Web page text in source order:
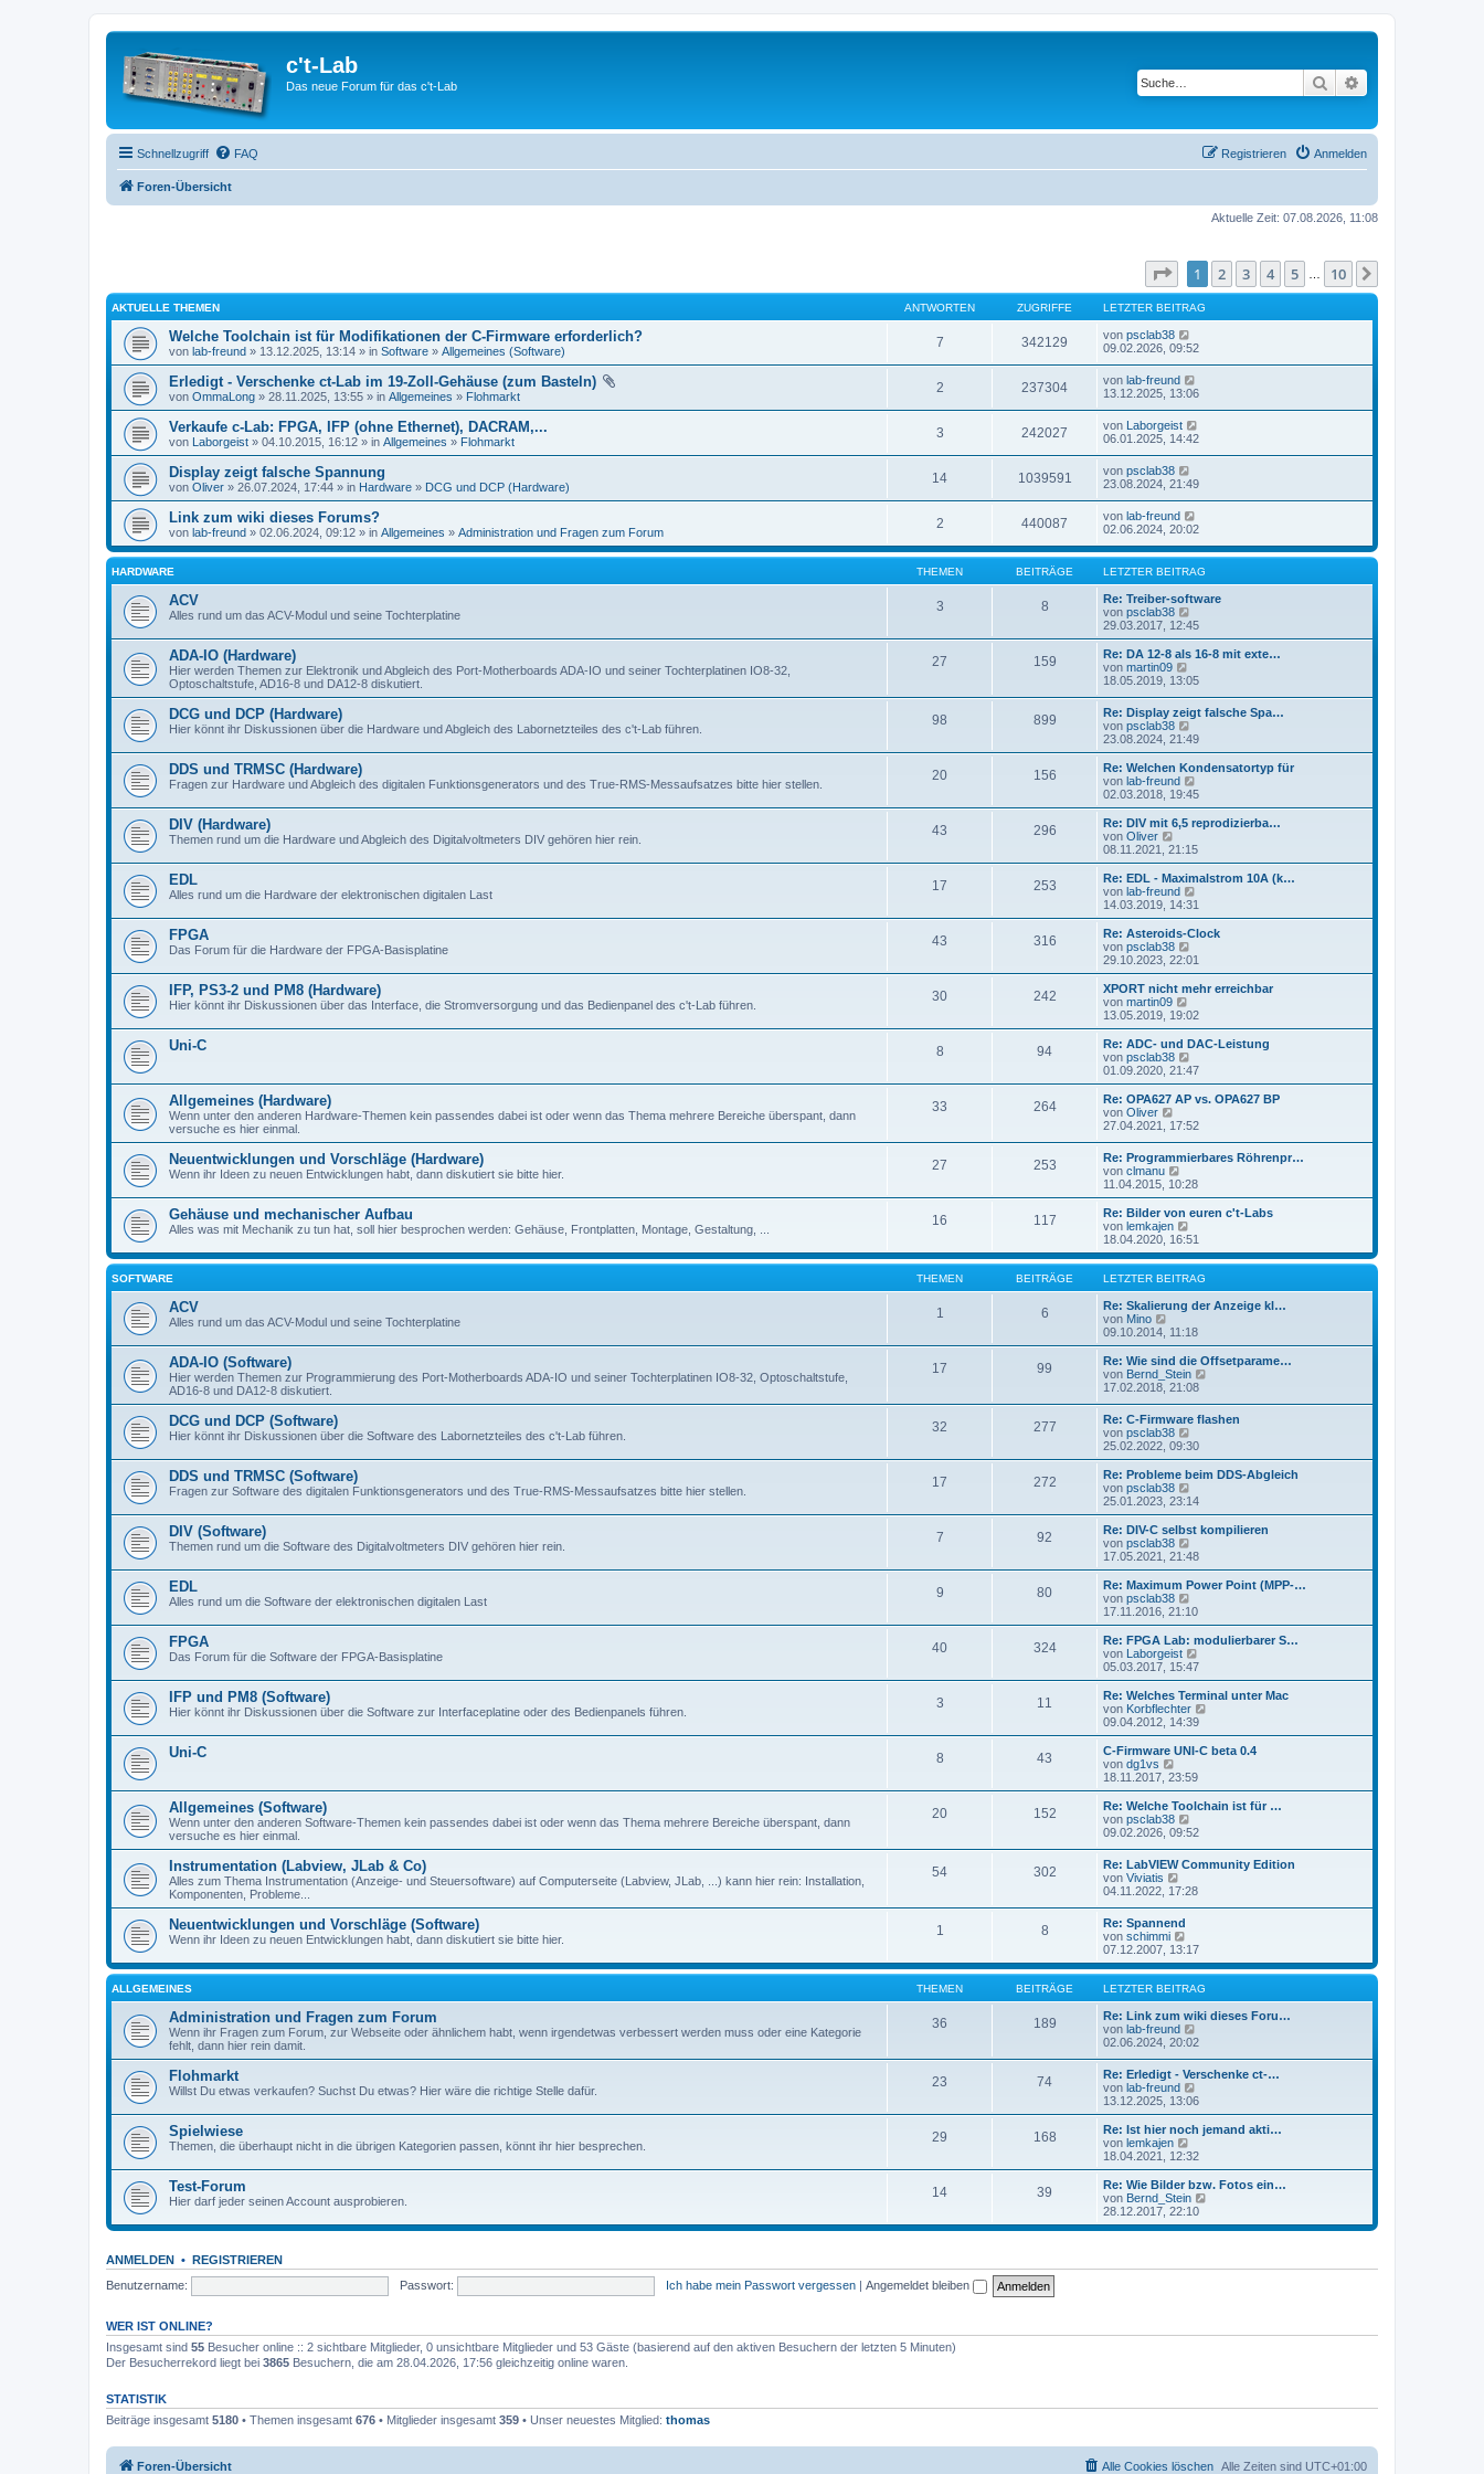
c't-Lab
Das neue Forum für das c't-Lab Suche
Schnellzugriff FAQ Anmelden
Registrieren
Foren-Übersicht
Aktuelle Zeit: 07.08.2026, 11:08
Seite von10
1 2 3 4 5 10
AKTUELLE THEMEN ANTWORTEN ZUGRIFFE LETZTER BEITRAG
Welche Toolchain ist für Modifikationen der C-Firmware erforderlich?
von lab-freund » 13.12.2025, 13:14 » in Software » Allgemeines (Software)
7 342129 von psclab38
09.02.2026, 09:52
Erledigt - Verschenke ct-Lab im 19-Zoll-Gehäuse (zum Basteln)
von OmmaLong » 28.11.2025, 13:55 » in Allgemeines » Flohmarkt
2 237304 von lab-freund
13.12.2025, 13:06
Verkaufe c-Lab: FPGA, IFP (ohne Ethernet), DACRAM,...
von Laborgeist » 04.10.2015, 16:12 » in Allgemeines » Flohmarkt
3 242027 von Laborgeist
06.01.2025, 14:42
Display zeigt falsche Spannung
von Oliver » 26.07.2024, 17:44 » in Hardware » DCG und DCP (Hardware)
14 1039591 von psclab38
23.08.2024, 21:49
Link zum wiki dieses Forums?
von lab-freund » 02.06.2024, 09:12 » in Allgemeines » Administration und Fragen zum Forum
2 440087 von lab-freund
02.06.2024, 20:02
HARDWARE THEMEN BEITRÄGE LETZTER BEITRAG
ACV
Alles rund um das ACV-Modul und seine Tochterplatine
3 8
Re: Treiber-software
von psclab38
e
u
e
t
r
B
i
t
r
a
g
29.03.2017, 12:45
ADA-IO (Hardware)
Hier werden Themen zur Elektronik und Abgleich des Port-Motherboards ADA-IO und seiner Tochterplatinen IO8-32,
Optoschaltstufe, AD16-8 und DA12-8 diskutiert.
27 159
Re: DA 12-8 als 16-8 mit exte…
von martin09
e
e
s
t
e
r
B
e
i
t
r
g
18.05.2019, 13:05
DCG und DCP (Hardware)
Hier könnt ihr Diskussionen über die Hardware und Abgleich des Labornetzteiles des c't-Lab führen.
98 899
Re: Display zeigt falsche Spa…
von psclab38
e
u
e
s
t
B
e
i
r
a
g
23.08.2024, 21:49
DDS und TRMSC (Hardware)
Fragen zur Hardware und Abgleich des digitalen Funktionsgenerators und des True-RMS-Messaufsatzes bitte hier stellen.
20 156
Re: Welchen Kondensatortyp für
von lab-freund
e
u
e
s
t
B
e
i
r
g
02.03.2018, 19:45
DIV (Hardware)
Themen rund um die Hardware und Abgleich des Digitalvoltmeters DIV gehören hier rein.
43 296
Re: DIV mit 6,5 reprodizierba…
von Oliver
e
u
e
s
t
r
B
e
i
r
a
g
08.11.2021, 21:15
EDL
Alles rund um die Hardware der elektronischen digitalen Last
17 253
Re: EDL - Maximalstrom 10A (k…
von lab-freund
e
u
e
t
r
B
e
i
r
g
14.03.2019, 14:31
FPGA
Das Forum für die Hardware der FPGA-Basisplatine
43 316
Re: Asteroids-Clock
von psclab38
e
u
e
t
r
B
e
i
r
g
29.10.2023, 22:01
IFP, PS3-2 und PM8 (Hardware)
Hier könnt ihr Diskussionen über das Interface, die Stromversorgung und das Bedienpanel des c't-Lab führen.
30 242
XPORT nicht mehr erreichbar
von martin09
e
u
e
s
t
r
B
e
i
t
r
g
13.05.2019, 19:02
Uni-C 8 94
Re: ADC- und DAC-Leistung
von psclab38
e
u
e
t
B
i
t
r
g
01.09.2020, 21:47
Allgemeines (Hardware)
Wenn unter den anderen Hardware-Themen kein passendes dabei ist oder wenn das Thema mehrere Bereiche überspant, dann
versuche es hier einmal.
33 264
Re: OPA627 AP vs. OPA627 BP
von Oliver
e
s
t
e
B
e
i
t
r
a
g
27.04.2021, 17:52
Neuentwicklungen und Vorschläge (Hardware)
Wenn ihr Ideen zu neuen Entwicklungen habt, dann diskutiert sie bitte hier.
27 253
Re: Programmierbares Röhrenpr…
von clmanu
e
u
e
s
t
r
B
e
i
t
r
g
11.04.2015, 10:28
Gehäuse und mechanischer Aufbau
Alles was mit Mechanik zu tun hat, soll hier besprochen werden: Gehäuse, Frontplatten, Montage, Gestaltung, ...
16 117
Re: Bilder von euren c't-Labs
von lemkajen
e
u
e
s
t
e
B
e
i
t
r
g
18.04.2020, 16:51
SOFTWARE THEMEN BEITRÄGE LETZTER BEITRAG
ACV
Alles rund um das ACV-Modul und seine Tochterplatine
1 6
Re: Skalierung der Anzeige kl…
von Mino
e
u
e
s
t
r
B
e
i
t
r
a
g
09.10.2014, 11:18
ADA-IO (Software)
Hier werden Themen zur Programmierung des Port-Motherboards ADA-IO und seiner Tochterplatinen IO8-32, Optoschaltstufe,
AD16-8 und DA12-8 diskutiert.
17 99
Re: Wie sind die Offsetparame…
von Bernd_Stein
s
r
B
t
r
17.02.2018, 21:08
DCG und DCP (Software)
Hier könnt ihr Diskussionen über die Software des Labornetzteiles des c't-Lab führen.
32 277
Re: C-Firmware flashen
von psclab38
e
u
e
t
r
B
e
i
r
g
25.02.2022, 09:30
DDS und TRMSC (Software)
Fragen zur Software des digitalen Funktionsgenerators und des True-RMS-Messaufsatzes bitte hier stellen.
17 272
Re: Probleme beim DDS-Abgleich
von psclab38
e
u
e
t
r
B
e
i
r
a
g
25.01.2023, 23:14
DIV (Software)
Themen rund um die Software des Digitalvoltmeters DIV gehören hier rein.
7 92
Re: DIV-C selbst kompilieren
von psclab38
e
u
e
t
B
e
i
r
a
g
17.05.2021, 21:48
EDL
Alles rund um die Software der elektronischen digitalen Last
9 80
Re: Maximum Power Point (MPP-…
von psclab38
e
u
e
s
t
B
e
i
r
g
17.11.2016, 21:10
FPGA
Das Forum für die Software der FPGA-Basisplatine
40 324
Re: FPGA Lab: modulierbarer S…
von Laborgeist
e
u
e
s
t
r
B
r
g
05.03.2017, 15:47
IFP und PM8 (Software)
Hier könnt ihr Diskussionen über die Software zur Interfaceplatine oder des Bedienpanels führen.
3 11
Re: Welches Terminal unter Mac
von Korbflechter
u
e
B
t
r
09.04.2012, 14:39
Uni-C 8 43
C-Firmware UNI-C beta 0.4
von dg1vs
e
u
e
s
t
B
e
i
t
r
a
g
18.11.2017, 23:59
Allgemeines (Software)
Wenn unter den anderen Software-Themen kein passendes dabei ist oder wenn das Thema mehrere Bereiche überspant, dann
versuche es hier einmal.
20 152
Re: Welche Toolchain ist für …
von psclab38
e
s
t
e
r
i
t
r
a
g
09.02.2026, 09:52
Instrumentation (Labview, JLab & Co)
Alles zum Thema Instrumentation (Anzeige- und Steuersoftware) auf Computerseite (Labview, JLab, ...) kann hier rein: Installation,
Komponenten, Probleme...
54 302
Re: LabVIEW Community Edition
von Viviatis
e
e
s
t
e
r
B
e
t
r
a
g
04.11.2022, 17:28
Neuentwicklungen und Vorschläge (Software)
Wenn ihr Ideen zu neuen Entwicklungen habt, dann diskutiert sie bitte hier.
1 8
Re: Spannend
von schimmi
e
u
e
s
t
e
r
B
i
t
r
a
g
07.12.2007, 13:17
ALLGEMEINES THEMEN BEITRÄGE LETZTER BEITRAG
Administration und Fragen zum Forum
Wenn ihr Fragen zum Forum, zur Webseite oder ähnlichem habt, wenn irgendetwas verbessert werden muss oder eine Kategorie
fehlt, dann hier rein damit.
36 189
Re: Link zum wiki dieses Foru…
von lab-freund
e
s
t
e
r
B
i
t
r
a
g
02.06.2024, 20:02
Flohmarkt
Willst Du etwas verkaufen? Suchst Du etwas? Hier wäre die richtige Stelle dafür.
23 74
Re: Erledigt - Verschenke ct-…
von lab-freund
e
u
e
s
t
B
e
i
t
g
13.12.2025, 13:06
Spielwiese
Themen, die überhaupt nicht in die übrigen Kategorien passen, könnt ihr hier besprechen.
29 168
Re: Ist hier noch jemand akti…
von lemkajen
e
u
e
s
t
r
i
18.04.2021, 12:32
Test-Forum
Hier darf jeder seinen Account ausprobieren.
14 39
Re: Wie Bilder bzw. Fotos ein…
von Bernd_Stein
u
28.12.2017, 22:10
ANMELDEN • REGISTRIEREN
Benutzername:
Passwort: Ich habe mein Passwort vergessen | Angemeldet bleiben
WER IST ONLINE?
Insgesamt sind 55 Besucher online :: 2 sichtbare Mitglieder, 0 unsichtbare Mitglieder und 53 Gäste (basierend auf den aktiven Besuchern der letzten 5 Minuten)
Der Besucherrekord liegt bei 3865 Besuchern, die am 28.04.2026, 17:56 gleichzeitig online waren.
STATISTIK
Beiträge insgesamt 5180 • Themen insgesamt 676 • Mitglieder insgesamt 359 • Unser neuestes Mitglied: thomas
Foren-Übersicht Alle Zeiten sind UTC+01:00
Alle Cookies löschen